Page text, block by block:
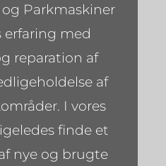
og Parkmaskiner
erfaring med
reparation af
af
I vores
finde et
nye og brugte